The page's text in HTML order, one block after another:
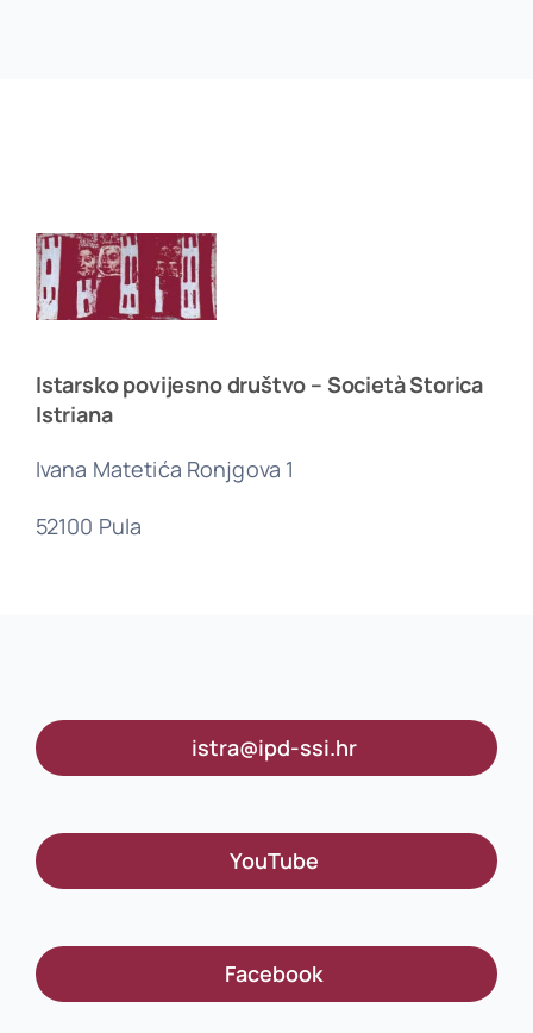
Istarsko povijesno društvo – Società Storica
Istriana
Ivana Matetića Ronjgova 1
52100 Pula
istra@ipd-ssi.hr
YouTube
Facebook